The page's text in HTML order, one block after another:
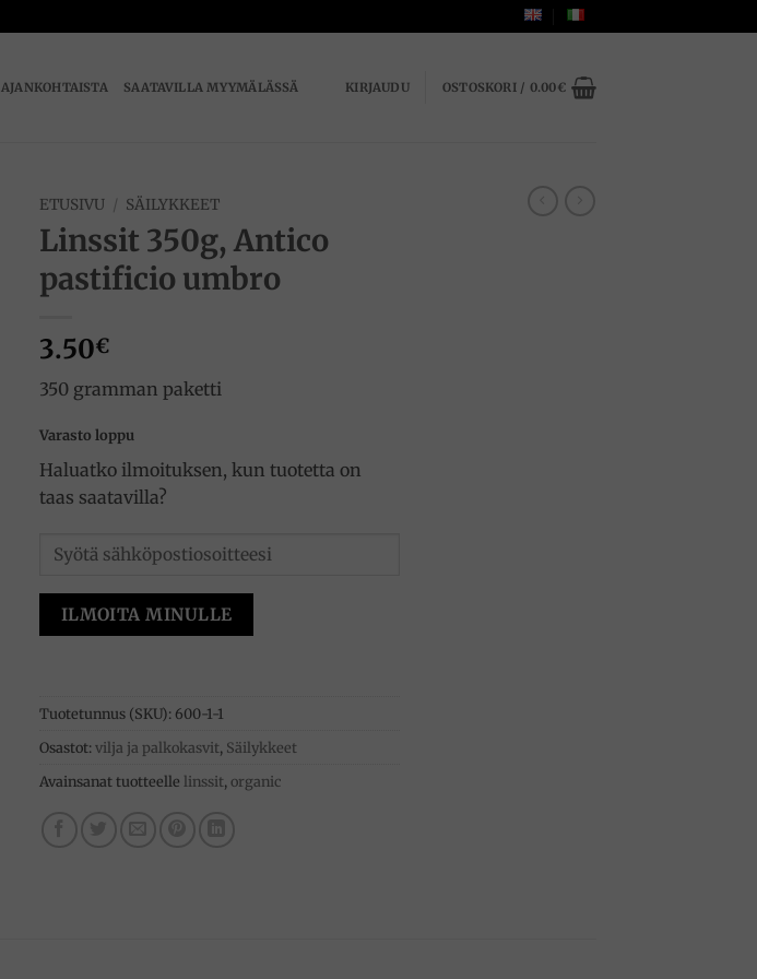
AJANKOHTAISTA SAATAVILLA MYYMÄLÄSSÄ KIRJAUDU OSTOSKORI / 0.00€
ETUSIVU / SÄILYKKEET
Linssit 350g, Antico
pastificio umbro
3.50€
350 gramman paketti
Varasto loppu
Haluatko ilmoituksen, kun tuotetta on
taas saatavilla?
ILMOITA MINULLE
Tuotetunnus (SKU): 600-1-1
Osastot:vilja ja palkokasvit, Säilykkeet
Avainsanat tuotteelle linssit,organic